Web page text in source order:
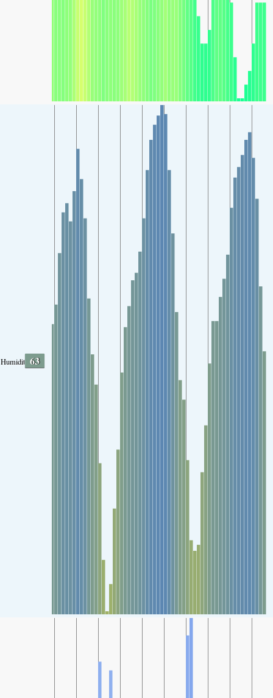
Humidity 63